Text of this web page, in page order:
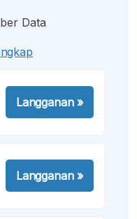
Data
Langganan»
Langganan»